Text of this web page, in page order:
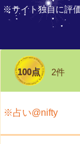
※サイト独自に評
100点 2件
※占い@nifty